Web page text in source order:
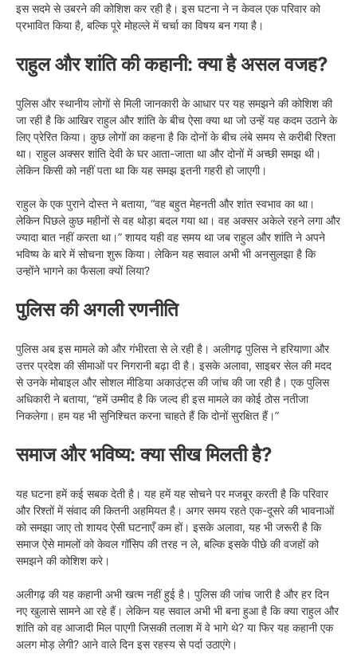
इस सदमे से उबरने की कोशिश कर रही है। इस घटना ने न केवल एक परिवार को
प्रभावित किया है, बल्कि पूरे मोहल्ले में चर्चा का विषय बन गया है।
राहुल और शांति की कहानी: क्या है असल वजह?
पुलिस और स्थानीय लोगों से मिली जानकारी के आधार पर यह समझने की कोशिश की
जा रही है कि आखिर राहुल और शांति के बीच ऐसा क्या था जो उन्हें यह कदम उठाने के
लिए प्रेरित किया। कुछ लोगों का कहना है कि दोनों के बीच लंबे समय से करीबी रिश्ता
था। राहुल अक्सर शांति देवी के घर आता-जाता था और दोनों में अच्छी समझ थी।
लेकिन किसी को नहीं पता था कि यह समझ इतनी गहरी हो जाएगी।
राहुल के एक पुराने दोस्त ने बताया, “वह बहुत मेहनती और शांत स्वभाव का था।
लेकिन पिछले कुछ महीनों से वह थोड़ा बदल गया था। वह अक्सर अकेले रहने लगा और
ज्यादा बात नहीं करता था।” शायद यही वह समय था जब राहुल और शांति ने अपने
भविष्य के बारे में सोचना शुरू किया। लेकिन यह सवाल अभी भी अनसुलझा है कि
उन्होंने भागने का फैसला क्यों लिया?
पुलिस की अगली रणनीति
पुलिस अब इस मामले को और गंभीरता से ले रही है। अलीगढ़ पुलिस ने हरियाणा और
उत्तर प्रदेश की सीमाओं पर निगरानी बढ़ा दी है। इसके अलावा, साइबर सेल की मदद
से उनके मोबाइल और सोशल मीडिया अकाउंट्स की जांच की जा रही है। एक पुलिस
अधिकारी ने बताया, “हमें उम्मीद है कि जल्द ही इस मामले का कोई ठोस नतीजा
निकलेगा। हम यह भी सुनिश्चित करना चाहते हैं कि दोनों सुरक्षित हैं।”
समाज और भविष्य: क्या सीख मिलती है?
यह घटना हमें कई सबक देती है। यह हमें यह सोचने पर मजबूर करती है कि परिवार
और रिश्तों में संवाद की कितनी अहमियत है। अगर समय रहते एक-दूसरे की भावनाओं
को समझा जाए तो शायद ऐसी घटनाएँ कम हों। इसके अलावा, यह भी जरूरी है कि
समाज ऐसे मामलों को केवल गॉसिप की तरह न ले, बल्कि इसके पीछे की वजहों को
समझने की कोशिश करे।
अलीगढ़ की यह कहानी अभी खत्म नहीं हुई है। पुलिस की जांच जारी है और हर दिन
नए खुलासे सामने आ रहे हैं। लेकिन यह सवाल अभी भी बना हुआ है कि क्या राहुल और
शांति को वह आजादी मिल पाएगी जिसकी तलाश में वे भागे थे? या फिर यह कहानी एक
अलग मोड़ लेगी? आने वाले दिन इस रहस्य से पर्दा उठाएंगे।